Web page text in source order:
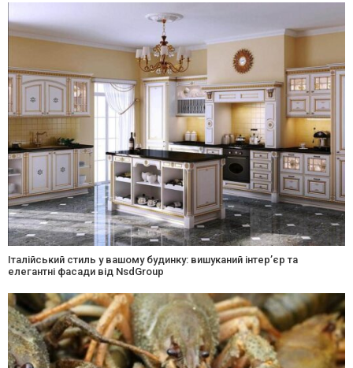
Італійський стиль у вашому будинку: вишуканий інтер’єр та
елегантні фасади від NsdGroup